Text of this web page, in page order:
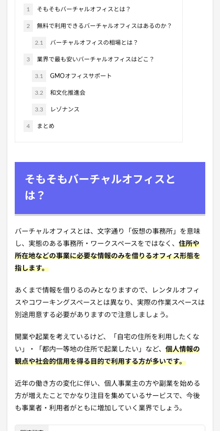
1 そもそもバーチャルオフィスとは？
2 無料で利用できるバーチャルオフィスはあるのか？
2.1 バーチャルオフィスの相場とは？
3 業界で最も安いバーチャルオフィスはどこ？
3.1 GMOオフィスサポート
3.2 和文化推進会
3.3 レゾナンス
4 まとめ
そもそもバーチャルオフィスと
は？
バーチャルオフィスとは、文字通り「仮想の事務所」を意味
し、実態のある事務所・ワークスペースをではなく、 住所や
所在地などの事業に必要な情報のみを借りるオフィス形態を
指します。
あくまで情報を借りるのみとなりますので、レンタルオフィ
スやコワーキングスペースとは異なり、実際の作業スペースは
別途用意する必要がありますので注意しましょう。
開業や起業を考えているけど、「自宅の住所を利用したくな
い」・「都内一等地の住所で起業したい」など、 個人情報の
観点や社会的信用を得る目的で利用する方が多いです。
近年の働き方の変化に伴い、個人事業主の方や副業を始める
方が増えたことでかなり注目を集めているサービスで、今後
も事業者・利用者がともに増加していく業界でしょう。